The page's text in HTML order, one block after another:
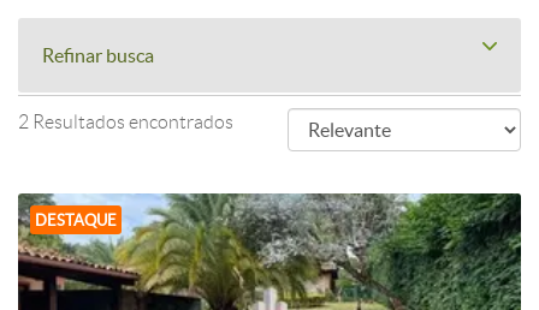
Refinar busca
2 Resultados encontrados
DESTAQUE